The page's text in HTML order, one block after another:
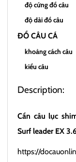
độ cứng đồ câu
độ dài đồ câu
ĐỒ CÂU CÁ
khoảng cách câu
kiểu câu
Description:
Cần câu lục
Surf leader EX
https://